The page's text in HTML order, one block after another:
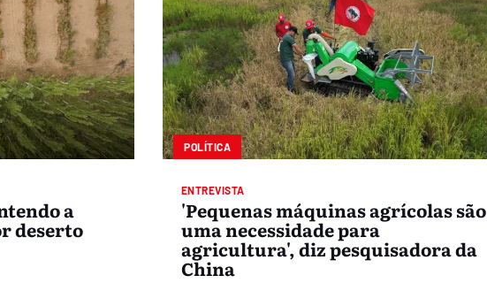
a
deserto
POLÍTICA
ENTREVISTA
'Pequenas máquinas agrícolas são
uma necessidade para
agricultura', diz pesquisadora da
China